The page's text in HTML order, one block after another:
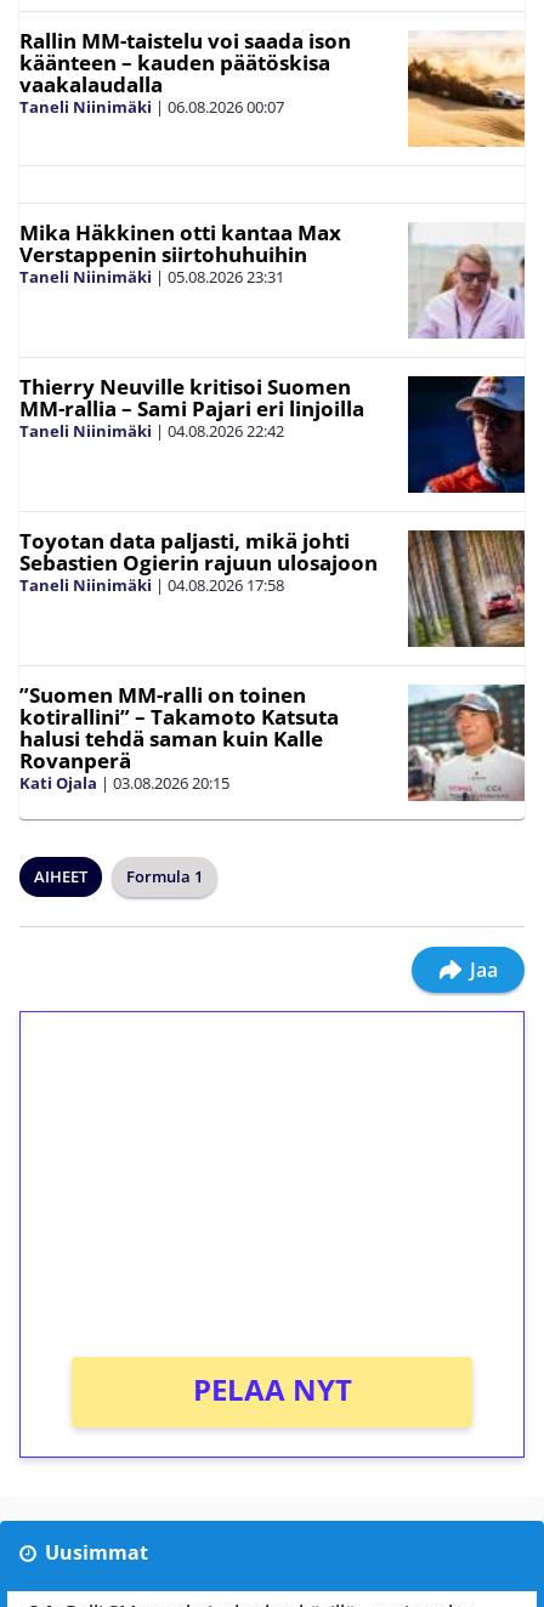
Rallin MM-taistelu voi saada ison
käänteen – kauden päätöskisa
vaakalaudalla
Taneli Niinimäki | 06.08.202600:07
Mika Häkkinen otti kantaa Max
Verstappenin siirtohuhuihin
Taneli Niinimäki | 05.08.202623:31
Thierry Neuville kritisoi Suomen
MM-rallia – Sami Pajari eri linjoilla
Taneli Niinimäki | 04.08.202622:42
Toyotan data paljasti, mikä johti
Sebastien Ogierin rajuun ulosajoon
Taneli Niinimäki | 04.08.2026 17:58
”Suomen MM-ralli on toinen
kotirallini” – Takamoto Katsuta
halusi tehdä saman kuin Kalle
Rovanperä
Kati Ojala | 03.08.202620:15
AIHEET Formula 1
Jaa
PELAA NYT
Uusimmat